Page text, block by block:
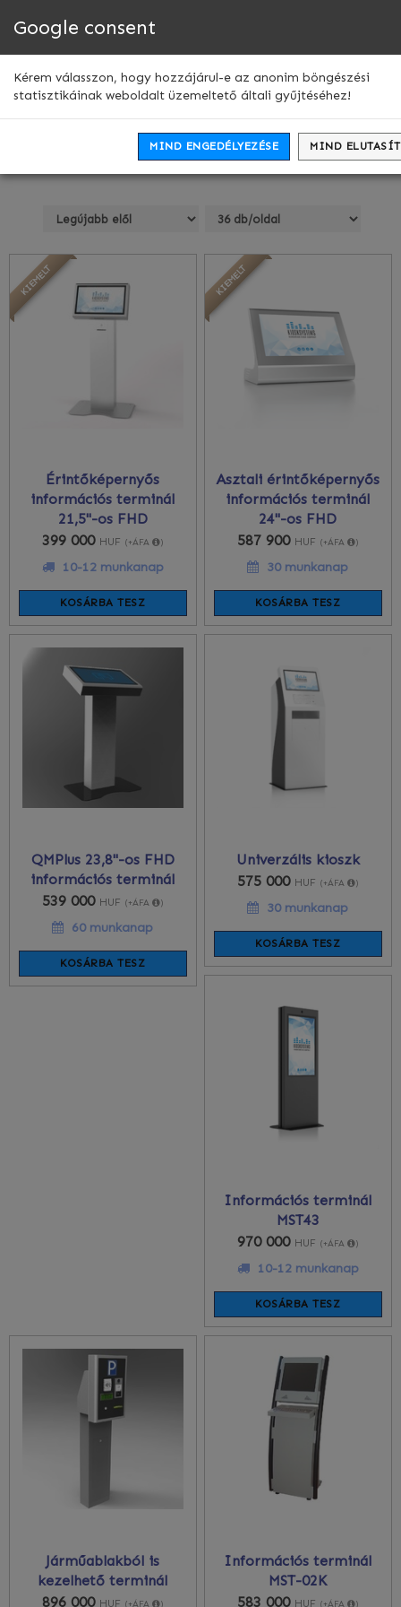
Kioszkok, információs
terminálok
KIEMELT
Érintőképernyős
információs terminál
21,5"-os FHD
399 000 HUF (+ÁFA )
10-12 munkanap
KOSÁRBA TESZ
KIEMELT
Asztali érintőképernyős
információs terminál
24"-os FHD
587 900 HUF (+ÁFA )
30 munkanap
KOSÁRBA TESZ
QMPlus 23,8"-os FHD
információs terminál
539 000 HUF (+ÁFA )
60 munkanap
KOSÁRBA TESZ
Univerzális kioszk
575 000 HUF (+ÁFA )
30 munkanap
KOSÁRBA TESZ
Információs terminál
MST43
970 000 HUF (+ÁFA )
10-12 munkanap
KOSÁRBA TESZ
Járműablakból is
kezelhető terminál
896 000 HUF (+ÁFA )
Információs terminál
MST-02K
583 000 HUF (+ÁFA )
Google consent
Kérem válasszon, hogy hozzájárul-e az anonim böngészési
statisztikáinak weboldalt üzemeltető általi gyűjtéséhez!
MIND ENGEDÉLYEZÉSE MIND